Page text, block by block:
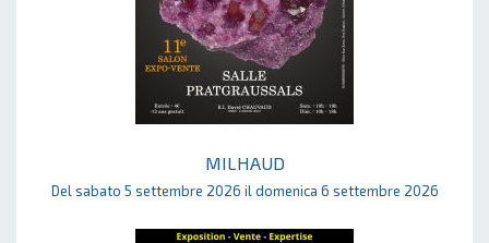
MILHAUD
Del sabato 5 settembre 2026 il domenica 6 settembre 2026